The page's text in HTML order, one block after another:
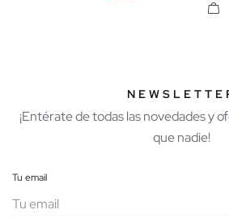
¡Entérate de todas las novedades y
que nadie!
Tu email